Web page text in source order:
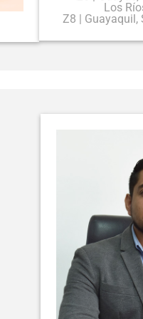
Los
Z8 | Guayaquil,